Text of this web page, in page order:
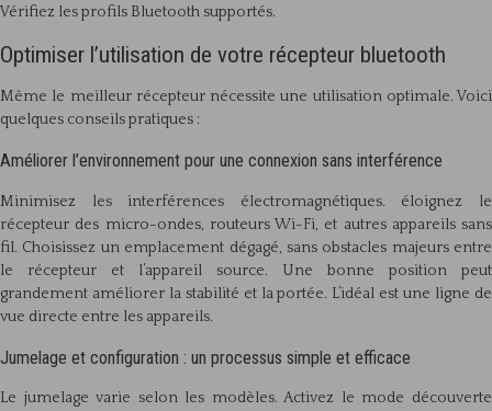
Vérifiez les profils Bluetooth supportés.
Optimiser l’utilisation de votre récepteur bluetooth
Même le meilleur récepteur nécessite une utilisation optimale. Voici
quelques conseils pratiques :
Améliorer l’environnement pour une connexion sans interférence
Minimisez les interférences électromagnétiques. éloignez le
récepteur des micro-ondes, routeurs Wi-Fi, et autres appareils sans
fil. Choisissez un emplacement dégagé, sans obstacles majeurs entre
le récepteur et l’appareil source. Une bonne position peut
grandement améliorer la stabilité et la portée. L’idéal est une ligne de
vue directe entre les appareils.
Jumelage et configuration : un processus simple et efficace
Le jumelage varie selon les modèles. Activez le mode découverte